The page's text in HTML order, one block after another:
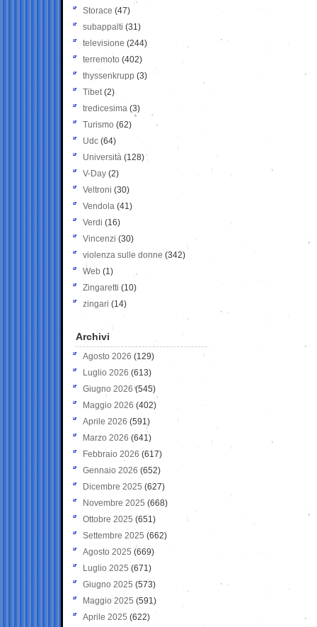
Storace (47)
subappalti (31)
televisione(244)
terremoto (402)
thyssenkrupp (3)
Tibet(2)
tredicesima (3)
Turismo (62)
Udc (64)
Università (128)
V-Day (2)
Veltroni (30)
Vendola (41)
Verdi (16)
Vincenzi (30)
violenza sulle donne (342)
Web (1)
Zingaretti (10)
zingari (14)
Archivi
Agosto 2026 (129)
Luglio 2026 (613)
Giugno 2026 (545)
Maggio 2026 (402)
Aprile 2026 (591)
Marzo 2026 (641)
Febbraio 2026 (617)
Gennaio 2026 (652)
Dicembre 2025 (627)
Novembre 2025 (668)
Ottobre 2025 (651)
Settembre 2025 (662)
Agosto 2025 (669)
Luglio 2025 (671)
Giugno 2025 (573)
Maggio 2025 (591)
Aprile 2025 (622)